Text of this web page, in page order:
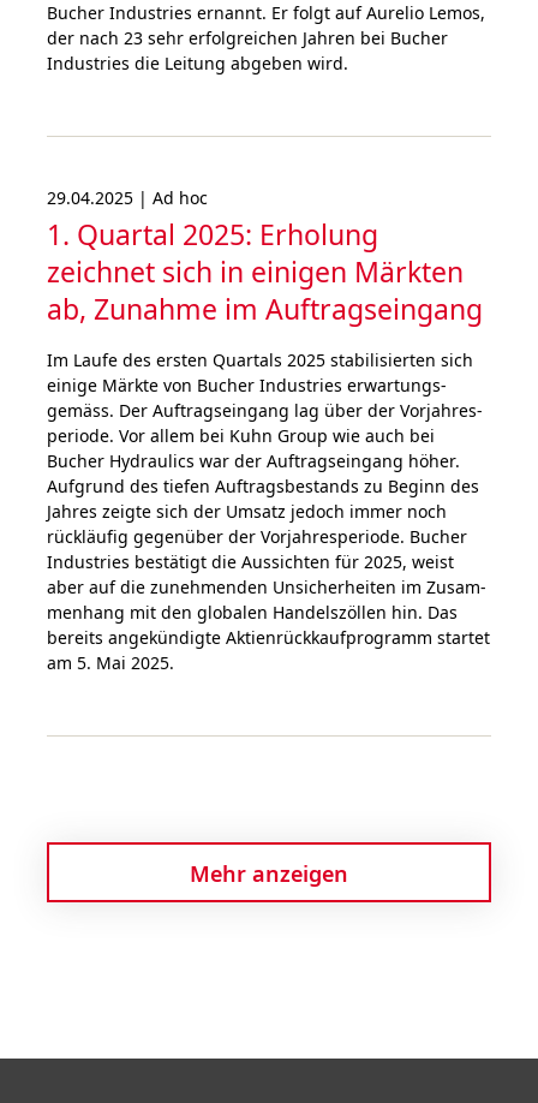
Bucher Industries ernannt. Er folgt auf Aurelio Lemos,
der nach 23 sehr erfolgreichen Jahren bei Bucher
Industries die Leitung abgeben wird.
29.04.2025 | Ad hoc
1. Quartal 2025: Erholung
zeichnet sich in einigen Märkten
ab, Zunahme im Auftrags­ein­gang
Im Laufe des ersten Quartals 2025 sta­bi­li­sier­ten sich
einige Märkte von Bucher Industries erwar­tungs­
gemäss. Der Auf­trags­ein­gang lag über der Vor­jahr­es­
periode. Vor allem bei Kuhn Group wie auch bei
Bucher Hydrau­lics war der Auf­trags­ein­gang höher.
Auf­grund des tiefen Auf­trags­be­stands zu Beginn des
Jahres zeigte sich der Umsatz jedoch immer noch
rück­läufig gegen­über der Vor­jahr­es­periode. Bucher
Industries bestätigt die Aus­sichten für 2025, weist
aber auf die zuneh­menden Unsicher­hei­ten im Zusam­
men­hang mit den glo­ba­len Handelszöllen hin. Das
bereits ange­kün­dig­te Aktien­rück­kauf­programm startet
am 5. Mai 2025.
Mehr anzeigen